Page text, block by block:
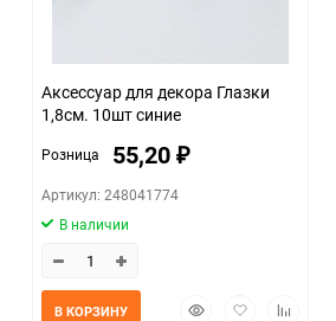
Аксессуар для декора Глазки
1,8см. 10шт синие
Розница 55,20 ₽
Артикул: 248041774
В наличии
БыстрыйДобавитьДобавить
В КОРЗИНУ